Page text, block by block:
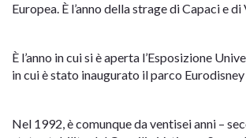
Europea. È l’anno della strage di Capaci e di
È l’anno in cui si è aperta l’Esposizione
in cui è stato inaugurato il parco
Nel 1992, è comunque da ventisei anni –